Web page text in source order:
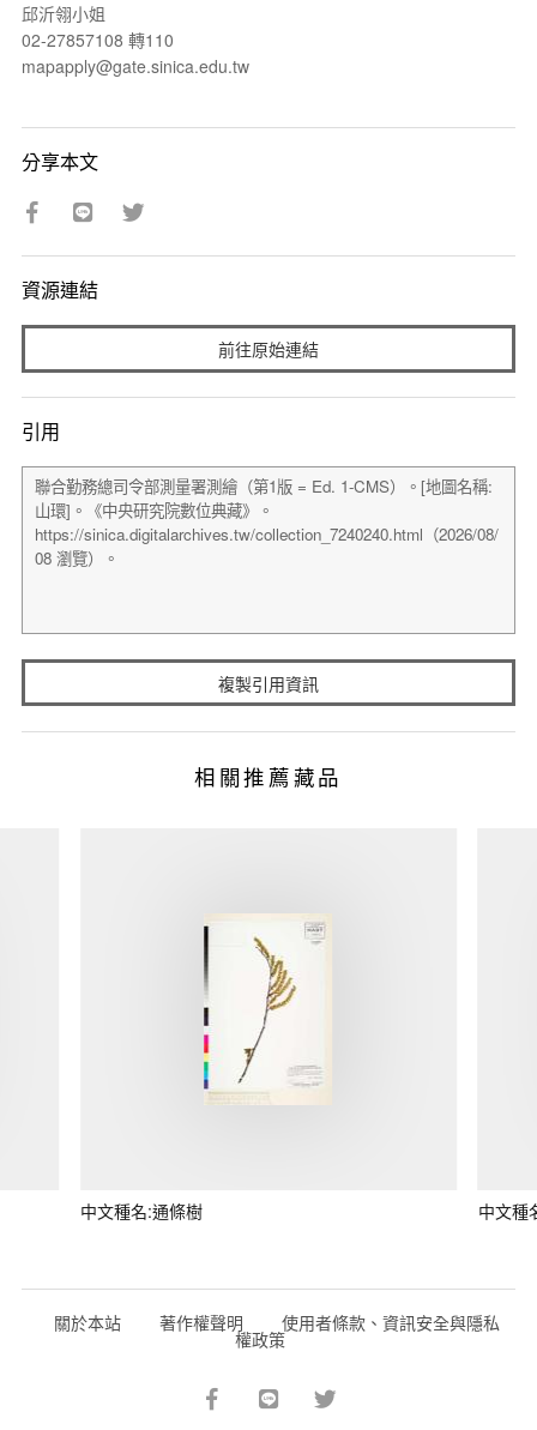
邱沂翎小姐
02-27857108 轉110
mapapply@gate.sinica.edu.tw
分享本文
資源連結
前往原始連結
引用
複製引用資訊
相關推薦藏品
中文種名:通條樹 中文種
關於本站 著作權聲明 使用者條款、資訊安全與隱私
權政策